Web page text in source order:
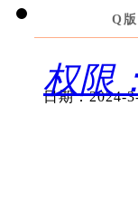
Q
权限
日期：2024-